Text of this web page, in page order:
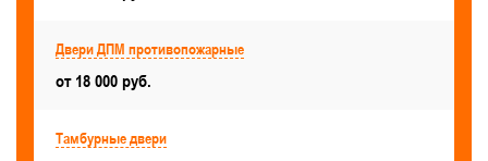
Красивые
Для аккумуляторной
Двери ДПМ противопожарные
от 18 000 руб.
Тамбурные двери